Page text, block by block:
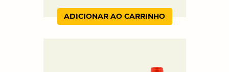
ADICIONAR AO CARRINHO